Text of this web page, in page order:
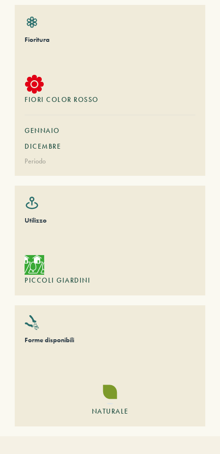
Fioritura
FIORI COLOR ROSSO
GENNAIO
DICEMBRE
Periodo
Utilizzo
PICCOLI GIARDINI
Forme disponibili
NATURALE